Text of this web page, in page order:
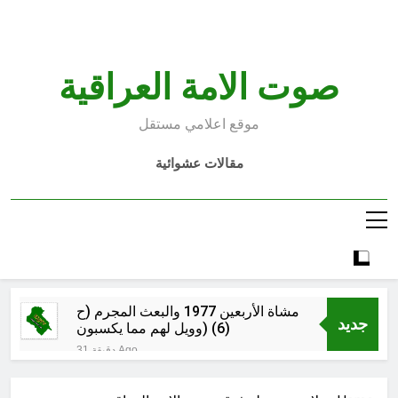
صوت الامة العراقية
موقع اعلامي مستقل
مقالات عشوائية
جديد
مشاة الأربعين 1977 والبعث المجرم (ح
6) (وويل لهم مما يكسبون)
31 دقيقة Ago